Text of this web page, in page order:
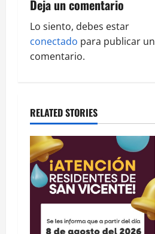
i
g
a
i
o
n
Deja un comentario
Lo siento, debes estar
conectado para publicar un
comentario.
RELATED STORIES